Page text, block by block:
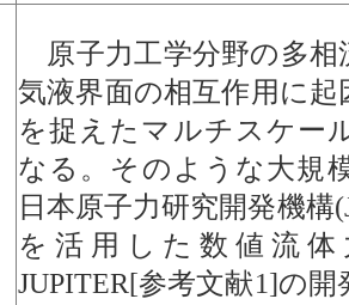
原子力工学分野の多相
気液界面の相互作用に
を捉えたマルチスケー
なる。そのような大規
日本原子力研究開発機
を活用した数値流体
JUPITER[参考文献1]の